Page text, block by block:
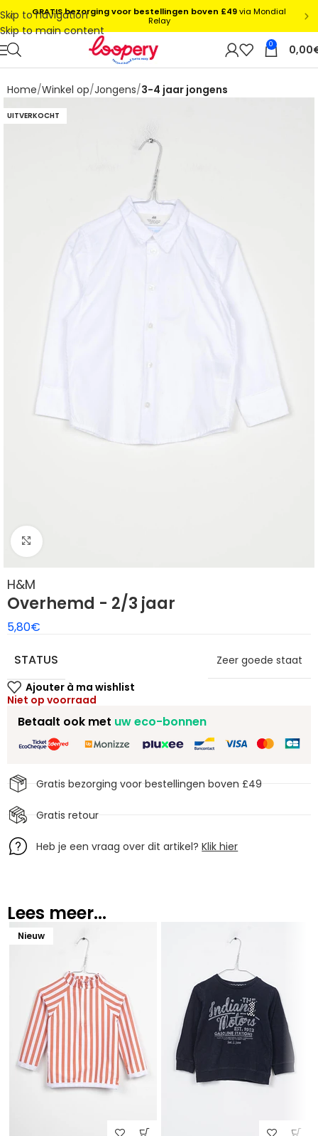
Skip to navigation
Skip to main content
0 0,00
Home Winkel op Jongens 3-4 jaar jongens
UITVERKOCHT
Klik om te vergroten
H&M
Overhemd - 2/3 jaar
5,80€
STATUS
Zeer goede staat
Niet op voorraad
Gratis bezorging voor bestellingen boven £49
Gratis retour
Heb je een vraag over dit artikel?Klik hier
Betaalt ook met uw eco-bonnen
Lees meer...
Nieuw